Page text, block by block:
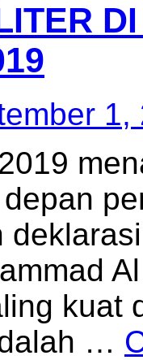
1,
kuat
…